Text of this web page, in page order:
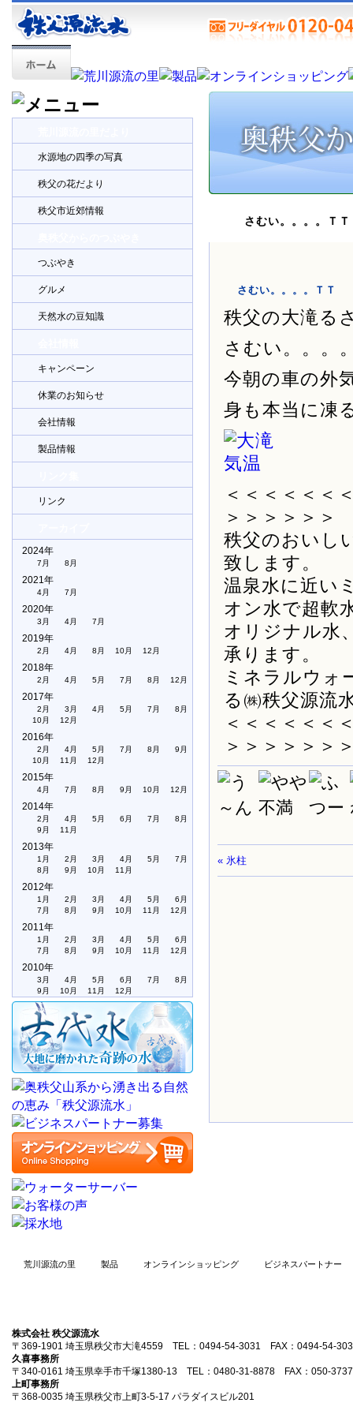
水源地の四季の写真
秩父の花だより
秩父市近郊情報
つぶやき
グルメ
天然水の豆知識
キャンペーン
休業のお知らせ
会社情報
製品情報
リンク
2024年
7月 8月
2021年
4月 7月
2020年
3月 4月 7月
2019年
2月 4月 8月 10月 12月
2018年
2月 4月 5月 7月 8月 12月
2017年
2月 3月 4月 5月 7月
8月
10月
12月
2016年
2月 4月 5月 7月 8月
9月
10月
11月 12月
2015年
4月 7月 8月 9月 10月 12月
2014年
2月 4月 5月 6月 7月
8月
9月
11月
2013年
1月 2月 3月 4月 5月
7月
8月
9月 10月 11月
2012年
1月 2月 3月 4月 5月
6月
7月
8月 9月 10月 11月 12月
2011年
1月 2月 3月 4月 5月
6月
7月
8月 9月 10月 11月 12月
2010年
3月 4月 5月 6月 7月
8月
9月
10月 11月 12月
さむい。。。。ＴＴ
さむい。。。。ＴＴ
秩父の大滝る
さむい。。。
今朝の車の外
身も本当に凍
＜＜＜＜＜
＞＞＞＞＞＞
秩父のおいし
致します。
温泉水に近い
オン水で超軟
オリジナル水
承ります。
ミネラルウォ
る㈱秩父源流
＜＜＜＜＜＜
＞＞＞＞＞＞
« 氷柱
荒川源流の里 製品 オンラインショッピング ビジネスパートナー
株式会社 秩父源流水
〒369-1901 埼玉県秩父市大滝4559 TEL：0494-54-3031 FAX：0494-54-
久喜事務所
〒340-0161 埼玉県幸手市千塚1380-13 TEL：0480-31-8878 FAX：050-
上町事務所
〒368-0035 埼玉県秩父市上町3-5-17 パラダイスビル201